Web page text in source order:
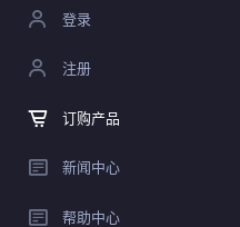
登录
注册
订购产品
新闻中心
帮助中心